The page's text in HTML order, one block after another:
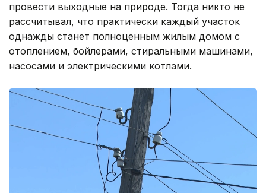
провести выходные на природе. Тогда никто не
рассчитывал, что практически каждый участок
однажды станет полноценным жилым домом с
отоплением, бойлерами, стиральными машинами,
насосами и электрическими котлами.